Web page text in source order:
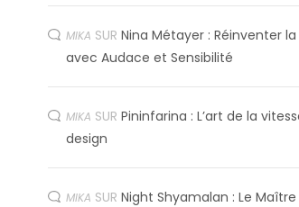
MIKA SUR Nina Métayer : Réinventer la
avec Audace et Sensibilité
MIKA SUR Pininfarina : L’art de la
design
MIKA SUR Night Shyamalan : Le